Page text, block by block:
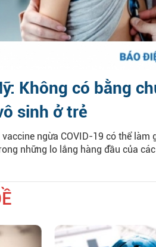
Không có bằng
sinh ở trẻ
vaccine ngừa COVID-19 có thể
những lo lắng hàng đầu của